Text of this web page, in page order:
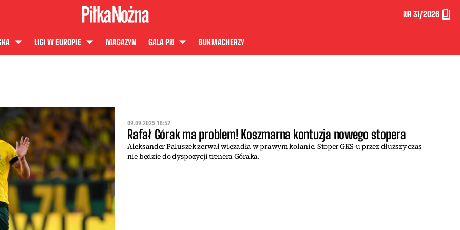
NR 31/2026
LIGI W EUROPIE MAGAZYN GALA PN BUKMACHERZY
09.09.2025 18:52
Rafał Górak ma problem! Koszmarna kontuzja nowego stopera
Aleksander Paluszek zerwał więzadła w prawym kolanie. Stoper GKS-u przez dłuższy czas
nie będzie do dyspozycji trenera Góraka.